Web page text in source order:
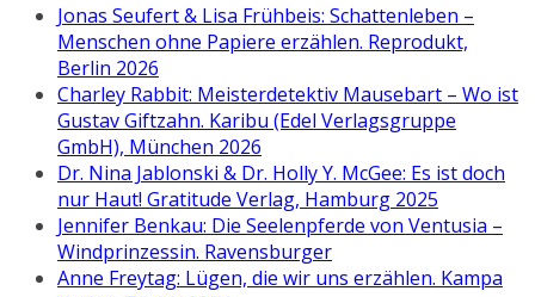
Jonas Seufert & Lisa Frühbeis: Schattenleben –
Menschen ohne Papiere erzählen. Reprodukt,
Berlin 2026
Charley Rabbit: Meisterdetektiv Mausebart – Wo ist
Gustav Giftzahn. Karibu (Edel Verlagsgruppe
GmbH), München 2026
Dr. Nina Jablonski & Dr. Holly Y. McGee: Es ist doch
nur Haut! Gratitude Verlag, Hamburg 2025
Jennifer Benkau: Die Seelenpferde von Ventusia –
Windprinzessin. Ravensburger
Anne Freytag: Lügen, die wir uns erzählen. Kampa